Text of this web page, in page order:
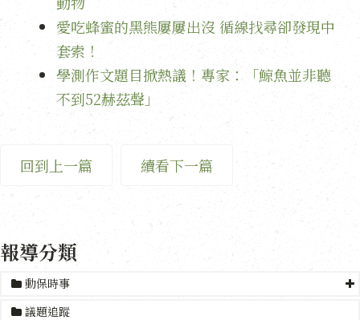
愛吃蜂蜜的黑熊屢屢出沒 循線找尋卻發現中
套索！
學測作文題目掀熱議！專家：「鯨魚並非聽
不到52赫茲聲」
回到上一篇 續看下一篇
報導分類
動保時事
議題追蹤